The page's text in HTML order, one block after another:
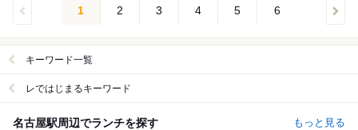
1 2 3 4 5 6
キーワード一覧
レではじまるキーワード
名古屋駅周辺でランチを探す もっと見る